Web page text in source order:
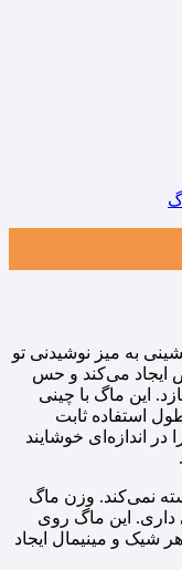
به میز نوشیدنی تو
ایجاد می‌کند و حس
این ماگ با چینی
استفاده ثابت
را در اندازه‌ای خوشایند
نمی‌کند. وزن ماگ
این ماگ روی
شیک و مینیمال ایجاد